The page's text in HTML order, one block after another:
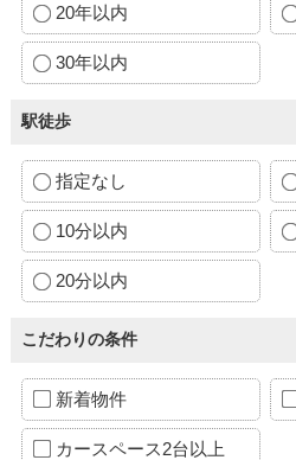
20年以内
30年以内
駅徒歩
指定なし
10分以内
20分以内
こだわりの条件
新着物件
カースペース2台以上